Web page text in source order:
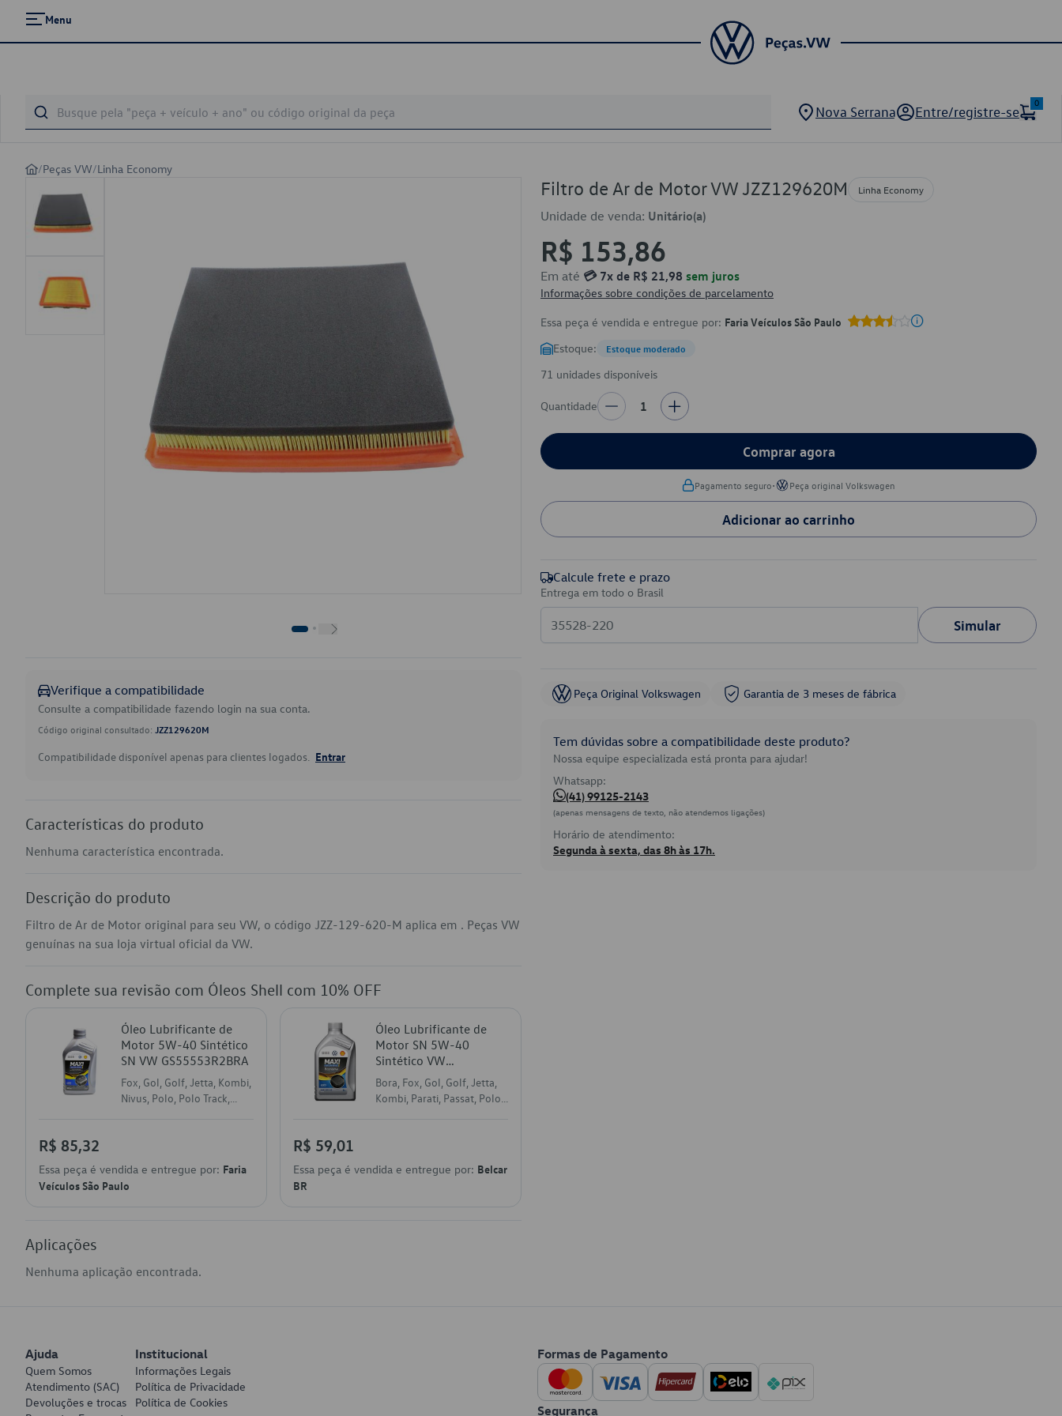
Menu
Nova Serrana Entre/registre-se
0
/Peças VW/Linha Economy
Verifique a compatibilidade
Consulte a compatibilidade fazendo login na sua conta.
Código original consultado: JZZ129620M
Compatibilidade disponível apenas para clientes logados. Entrar
Características do produto
Nenhuma característica encontrada.
Descrição do produto
Filtro de Ar de Motor original para seu VW, o código JZZ-129-620-M aplica em . Peças VW
genuínas na sua loja virtual oficial da VW.
Complete sua revisão com Óleos Shell com 10% OFF
Óleo Lubrificante de
Motor 5W-40 Sintético
SN VW GS55553R2BRA
Fox, Gol, Golf, Jetta, Kombi,
Nivus, Polo, Polo Track,
R$ 85,32
Essa peça é vendida e entregue por: Faria
Veículos São Paulo
Óleo Lubrificante de
Motor SN 5W-40
Sintético VW
GJZZ502M2BRA
Bora, Fox, Gol, Golf, Jetta,
Kombi, Parati, Passat, Polo,
R$ 59,01
Essa peça é vendida e entregue por: Belcar
BR
Aplicações
Nenhuma aplicação encontrada.
Filtro de Ar de Motor VW JZZ129620M Linha Economy
Unidade de venda: Unitário(a)
R$ 153,86
Em até 💳 7x de R$ 21,98 sem juros
Informações sobre condições de parcelamento
Essa peça é vendida e entregue por: Faria Veículos São Paulo
Estoque: Estoque moderado
71 unidades disponíveis
Quantidade 1
Comprar agora
Pagamento seguro• Peça original Volkswagen
Adicionar ao carrinho
Calcule frete e prazo
Entrega em todo o Brasil
Simular
Peça Original Volkswagen Garantia de 3 meses de fábrica
Tem dúvidas sobre a compatibilidade deste produto?
Nossa equipe especializada está pronta para ajudar!
Whatsapp:
(41) 99125-2143
(apenas mensagens de texto, não atendemos ligações)
Horário de atendimento:
Segunda à sexta, das 8h às 17h.
Ajuda
Quem Somos
Atendimento (SAC)
Devoluções e trocas
Institucional
Informações Legais
Política de Privacidade
Política de Cookies
Formas de Pagamento
Segurança